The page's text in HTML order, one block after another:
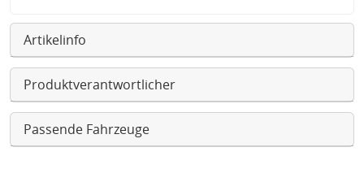
Artikelinfo
Produktverantwortlicher
Passende Fahrzeuge